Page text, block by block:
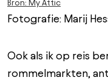
Bron: My Attic
Fotografie: Marij
Ook als ik op reis
rommelmarkten,